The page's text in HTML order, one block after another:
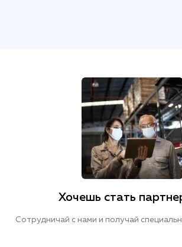
Хочешь стать
Сотрудничай с нами и получай